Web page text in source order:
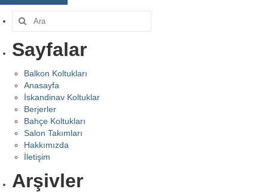
Şunu
ara:
Sayfalar
Balkon Koltukları
Anasayfa
İskandinav Koltuklar
Berjerler
Bahçe Koltukları
Salon Takımları
Hakkımızda
İletişim
Arşivler